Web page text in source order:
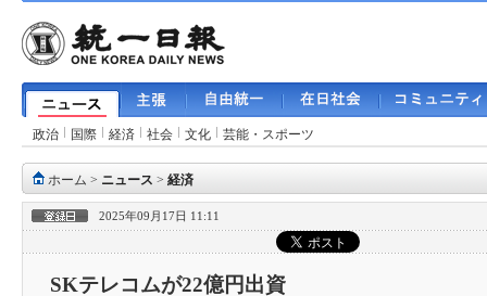
政治 国際 経済 社会 文化 芸能・スポーツ
ホーム > ニュース > 経済
2025年09月17日 11:11
SKテレコムが22億円出資